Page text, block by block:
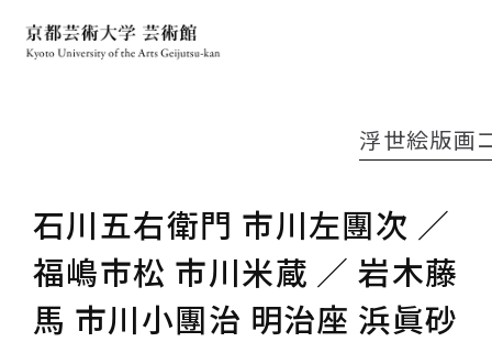
石川五右衛門 市川左團次 ／
福嶋市松 市川米蔵 ／ 岩木藤
馬 市川小團治 明治座 浜眞砂
浮世絵版画